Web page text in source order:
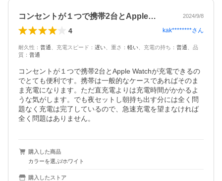
コンセントが１つで携帯2台とApple… 2024/9/8
4 kak********さん
耐久性 ： 普通 充電スピード ： 遅い 重さ ： 軽い 充電の持ち ： 普通
品
質 ： 普通
コンセントが１つで携帯2台とApple Watchが充電できるの
でとても便利です。携帯は一般的なケースであればそのま
ま充電になります。ただ直充電よりは充電時間がかかるよ
うな気がします。でも夜セットし朝持ち出す分には全く問
題なく充電は完了しているので、急速充電を望まなければ
全く問題はありません。
購入した商品
カラーを選ぶ/ホワイト
購入したストア